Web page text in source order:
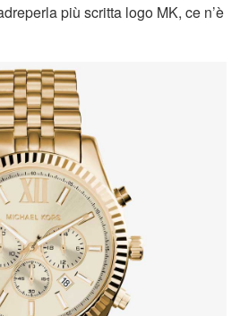
più scritta logo MK, ce n’è